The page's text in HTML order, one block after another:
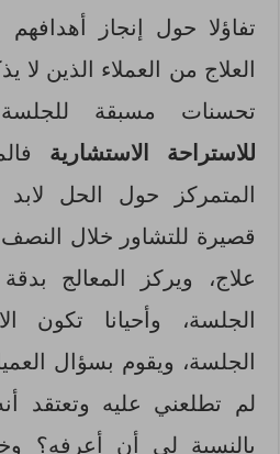
تفاؤلا حول إنجاز أهدافهم
العلاج من العملاء الذين
تحسنات مسبقة للجلسة
للاستراحة الاستشارية
المتمركز حول الحل لابد
قصيرة للتشاور خلال
علاج، ويركز المعالج
الجلسة، وأحيانا تكون
الجلسة، ويقوم بسؤال
لم تطلعني عليه وتعتقد
بالنسبة لي أن أعرفه؟